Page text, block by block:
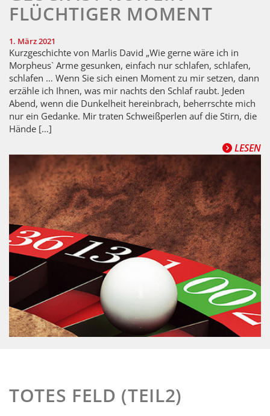
FLÜCHTIGER MOMENT
1. März 2021
Kurzgeschichte von Marlis David „Wie gerne wäre ich in
Morpheus` Arme gesunken, einfach nur schlafen, schlafen,
schlafen … Wenn Sie sich einen Moment zu mir setzen, dann
erzähle ich Ihnen, was mir nachts den Schlaf raubt. Jeden
Abend, wenn die Dunkelheit hereinbrach, beherrschte mich
nur ein Gedanke. Mir traten Schweißperlen auf die Stirn, die
Hände […]
LESEN
TOTES FELD (TEIL2)